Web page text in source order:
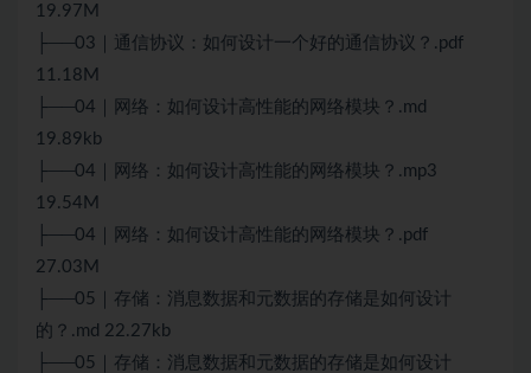
19.97M
├──03｜通信协议：如何设计一个好的通信协议？.pdf
11.18M
├──04｜网络：如何设计高性能的网络模块？.md
19.89kb
├──04｜网络：如何设计高性能的网络模块？.mp3
19.54M
├──04｜网络：如何设计高性能的网络模块？.pdf
27.03M
├──05｜存储：消息数据和元数据的存储是如何设计
的？.md 22.27kb
├──05｜存储：消息数据和元数据的存储是如何设计